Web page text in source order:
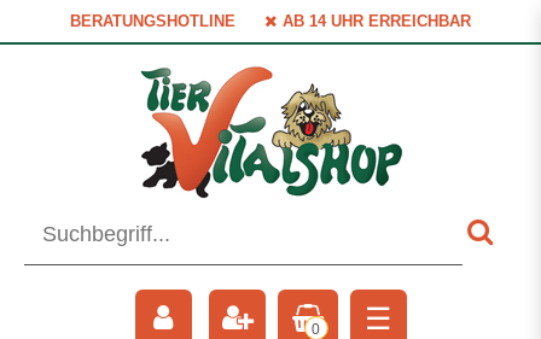
BERATUNGSHOTLINE AB 14 UHR ERREICHBAR
0 ☰